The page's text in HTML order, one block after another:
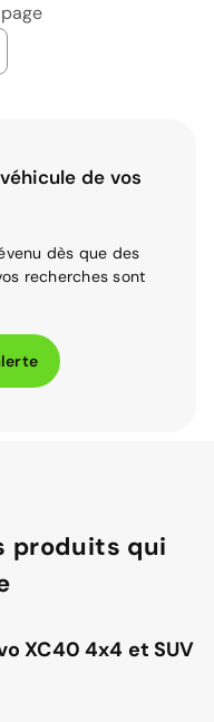
de vos
dès que des
recherches sont
produits qui
XC40 4x4 et SUV